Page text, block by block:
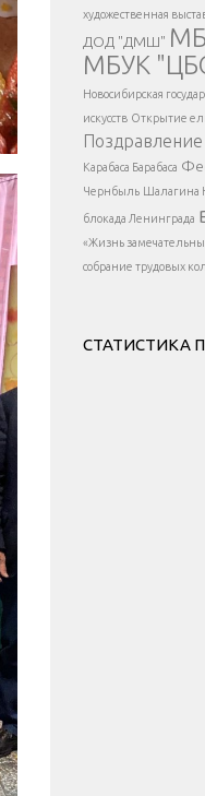
художественная
ДОД "ДМШ"
МБУК
Новосибирская
искусств Открытие
Поздравление
Карабаса Барабаса
Чернбыль Шалагина
блокада Ленинграда
«Жизнь
собрание трудовых
СТАТИСТИКА